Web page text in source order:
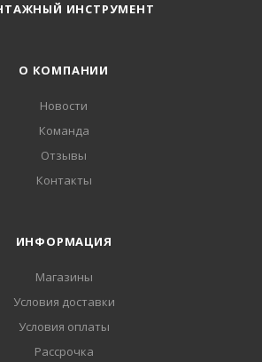
ИНСТРУМЕНТ
О КОМПАНИИ
Новости
Команда
Отзывы
Контакты
ИНФОРМАЦИЯ
Магазины
Условия доставки
Условия оплаты
Рассрочка